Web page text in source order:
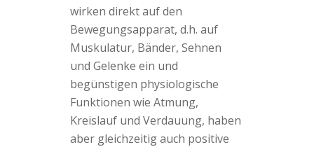
wirken direkt auf den
Bewegungsapparat, d.h. auf
Muskulatur, Bänder, Sehnen
und Gelenke ein und
begünstigen physiologische
Funktionen wie Atmung,
Kreislauf und Verdauung, haben
aber gleichzeitig auch positive